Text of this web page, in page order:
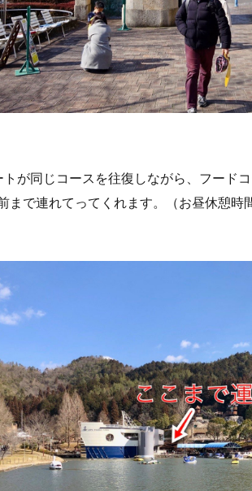
トが同じコースを往復しながら、フード
まで連れてってくれます。（お昼休憩時